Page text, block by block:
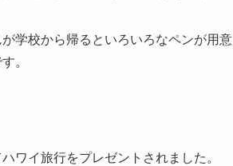
学校から帰るといろいろなペンが用
。
ワイ旅行をプレゼントされました。